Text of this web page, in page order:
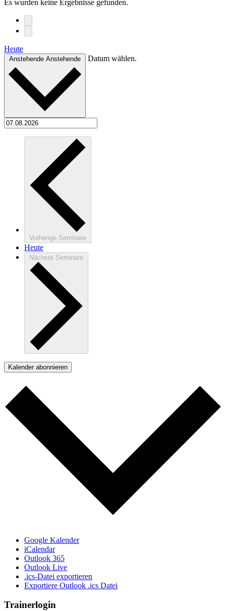
Es wurden keine Ergebnisse gefunden.
Heute
Anstehende Anstehende Datum wählen.
Vorherige Seminare
Heute
Nächste Seminare
Kalender abonnieren
Google Kalender
iCalendar
Outlook 365
Outlook Live
.ics-Datei exportieren
Exportiere Outlook .ics Datei
Trainerlogin